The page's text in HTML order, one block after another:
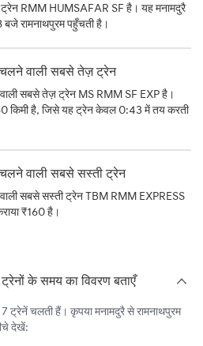
ट्रेन RMM HUMSAFAR SF है। यह मनामदुरै
रामनाथपुरम पहुँचती है।
चलने वाली सबसे तेज़ ट्रेन
सबसे तेज़ ट्रेन MS RMM SF EXP है।
किमी है, जिसे यह ट्रेन केवल 0:43 में तय करती
वाली सबसे सस्ती ट्रेन
सबसे सस्ती ट्रेन TBM RMM EXPRESS
₹160 है।
के समय का विवरण बताएँ
ट्रेनें चलती हैं। कृपया मनामदुरै से रामनाथपुरम
देखें: